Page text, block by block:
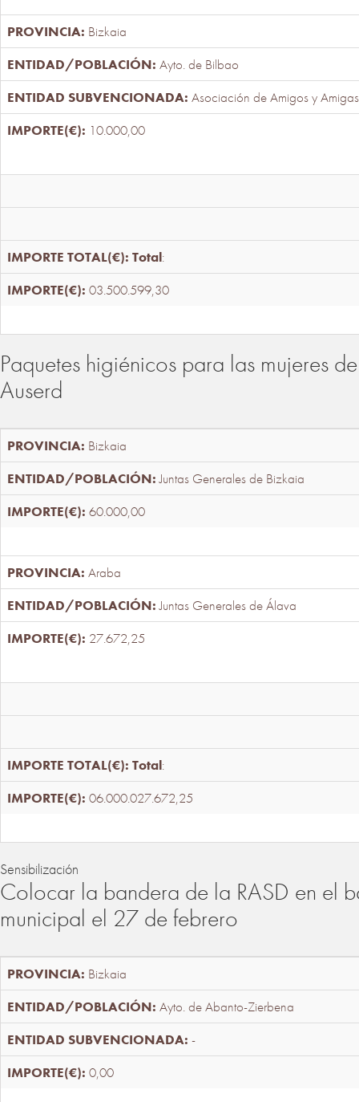
Bizkaia
Ayto. de Bilbao
Asociación de Amigos y
10.000,00
Total:
03.500.599,30
Paquetes higiénicos para las mujeres
Auserd
Bizkaia
Juntas Generales de Bizkaia
60.000,00
Araba
Juntas Generales de Álava
27.672,25
Total:
06.000.027.672,25
Sensibilización
Colocar la bandera de la RASD en el
municipal el 27 de febrero
Bizkaia
Ayto. de Abanto-Zierbena
-
0,00